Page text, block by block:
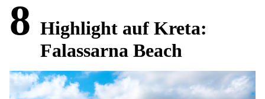
8 Highlight auf Kreta:
Falassarna Beach